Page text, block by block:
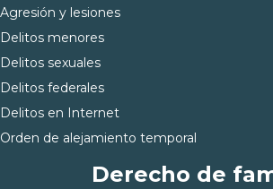
Agresión y lesiones
Delitos menores
Delitos sexuales
Delitos federales
Delitos en Internet
Orden de alejamiento temporal
Derecho de